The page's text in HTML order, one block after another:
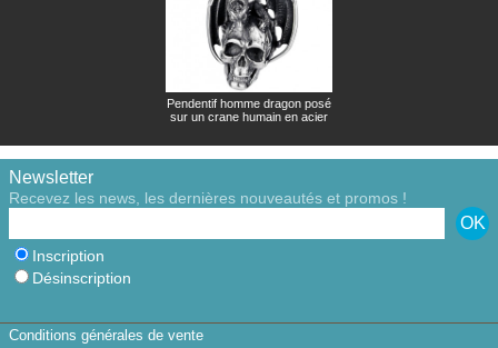
Pendentif homme dragon posé
sur un crane humain en acier
Newsletter
Recevez les news, les dernières nouveautés et promos !
Inscription
Désinscription
Conditions générales de vente